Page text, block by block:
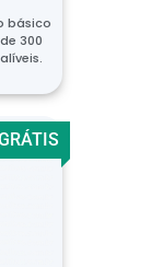
básico
300